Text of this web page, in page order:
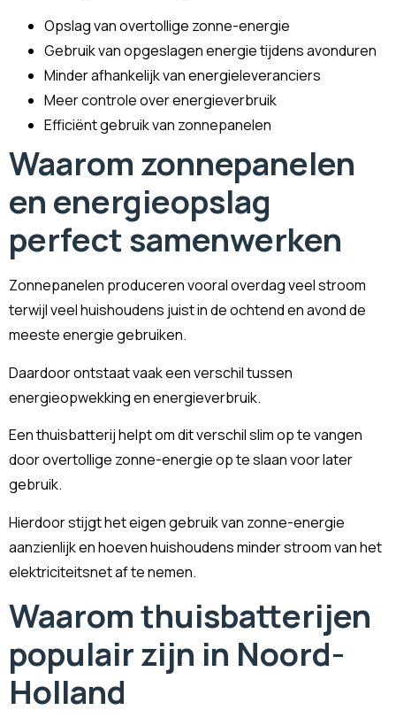
Opslag van overtollige zonne-energie
Gebruik van opgeslagen energie tijdens avonduren
Minder afhankelijk van energieleveranciers
Meer controle over energieverbruik
Efficiënt gebruik van zonnepanelen
Waarom zonnepanelen
en energieopslag
perfect samenwerken
Zonnepanelen produceren vooral overdag veel stroom
terwijl veel huishoudens juist in de ochtend en avond de
meeste energie gebruiken.
Daardoor ontstaat vaak een verschil tussen
energieopwekking en energieverbruik.
Een thuisbatterij helpt om dit verschil slim op te vangen
door overtollige zonne-energie op te slaan voor later
gebruik.
Hierdoor stijgt het eigen gebruik van zonne-energie
aanzienlijk en hoeven huishoudens minder stroom van het
elektriciteitsnet af te nemen.
Waarom thuisbatterijen
populair zijn in Noord-
Holland